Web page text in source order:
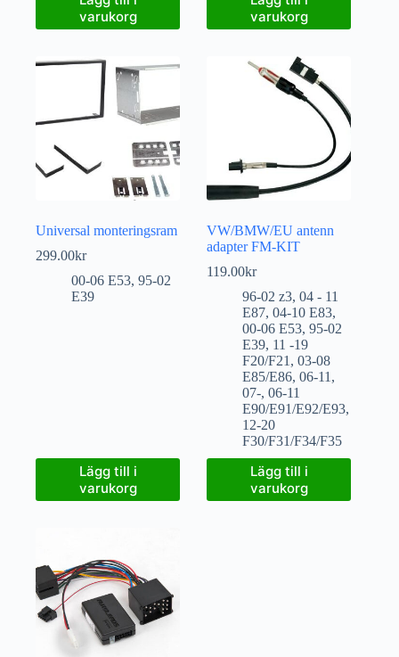
varukorg
varukorg
Universal monteringsram
299.00kr
00-06 E53, 95-02
E39
Lägg till i
varukorg
VW/BMW/EU antenn
adapter FM-KIT
119.00kr
96-02 z3,04 - 11
E87,04-10 E83,
00-06 E53,95-02
E39, 11 -19
F20/F21 ,03-08
E85/E86,06-11 ,
07-,06-11
E90/E91/E92/E93,
12-20
F30/F31/F34/F35
Lägg till i
varukorg